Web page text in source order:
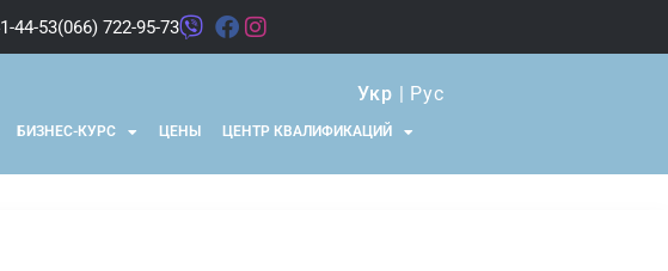
44-53(066) 722-95-73
Укр | Рус
БИЗНЕС-КУРС ЦЕНЫ ЦЕНТР КВАЛИФИКАЦИЙ